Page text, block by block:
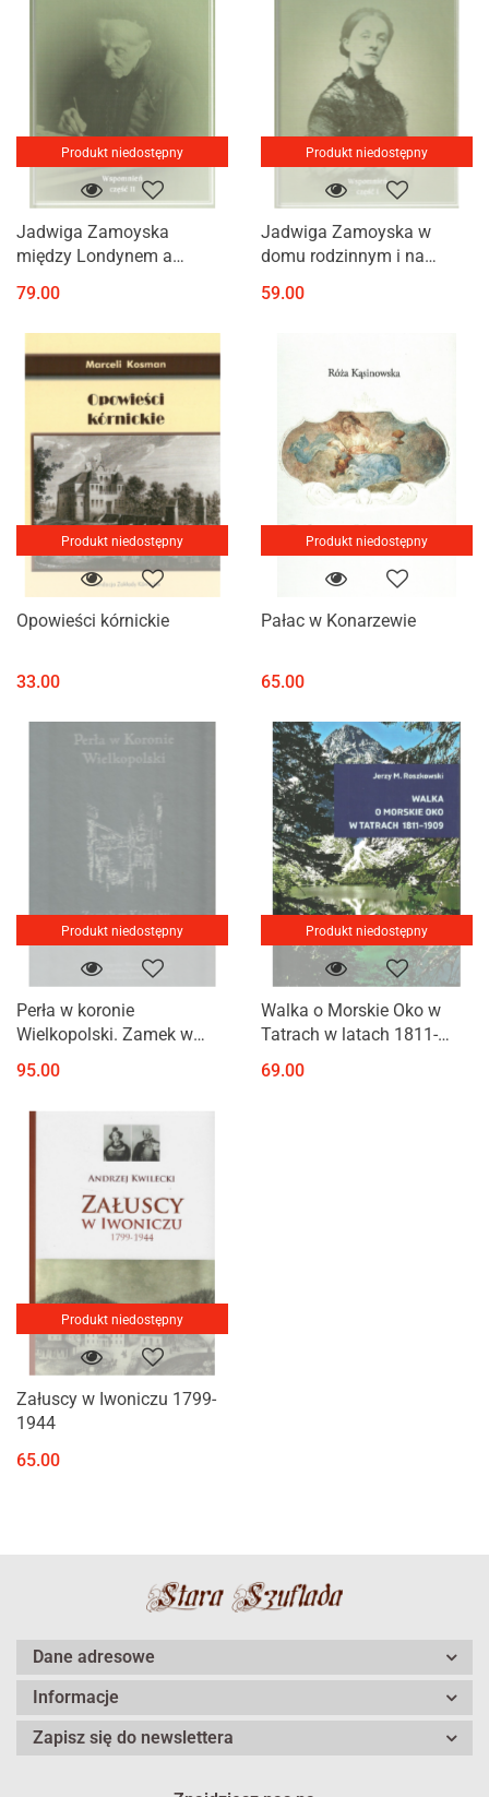
Produkt niedostępny
Jadwiga Zamoyska
między Londynem a
część II
79.00
Produkt niedostępny
Jadwiga Zamoyska w
domu rodzinnym i na
część I
59.00
Produkt niedostępny
Opowieści kórnickie
33.00
Produkt niedostępny
Pałac w Konarzewie
65.00
Produkt niedostępny
Perła w koronie
Wielkopolski. Zamek w
95.00
Produkt niedostępny
Walka o Morskie Oko w
Tatrach w latach 1811-
69.00
Produkt niedostępny
Załuscy w Iwoniczu 1799-
1944
65.00
Dane adresowe
Informacje
Zapisz się do newslettera